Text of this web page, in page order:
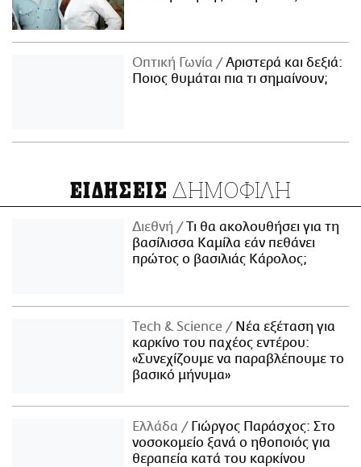
Οπτική Γωνία
Αριστερά και δεξιά:
Ποιος θυμάται πια τι σημαίνουν;
ΕΙΔΗΣΕΙΣ ΔΗΜΟΦΙΛΗ
Διεθνή
Τι θα ακολουθήσει για τη
βασίλισσα Καμίλα εάν πεθάνει
πρώτος ο βασιλιάς Κάρολος;
Τech & Science
Νέα εξέταση για
καρκίνο του παχέος εντέρου:
«Συνεχίζουμε να παραβλέπουμε το
βασικό μήνυμα»
Ελλάδα
Γιώργος Παράσχος: Στο
νοσοκομείο ξανά ο ηθοποιός για
θεραπεία κατά του καρκίνου